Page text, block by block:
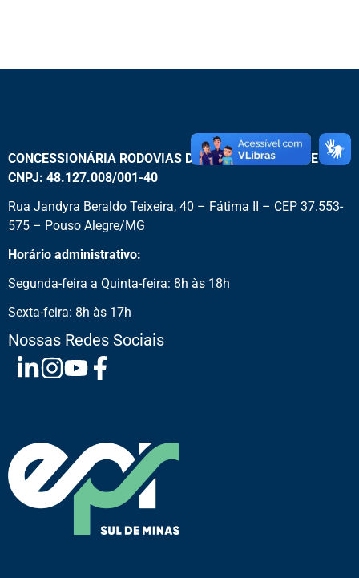
CONCESSIONÁRIA RODOVIAS DO SUL DE MINAS SPE S.A |
CNPJ: 48.127.008/001-40
Rua Jandyra Beraldo Teixeira, 40 – Fátima II – CEP 37.553-
575 – Pouso Alegre/MG
Horário administrativo:
Segunda-feira a Quinta-feira: 8h às 18h
Sexta-feira: 8h às 17h
Nossas Redes Sociais